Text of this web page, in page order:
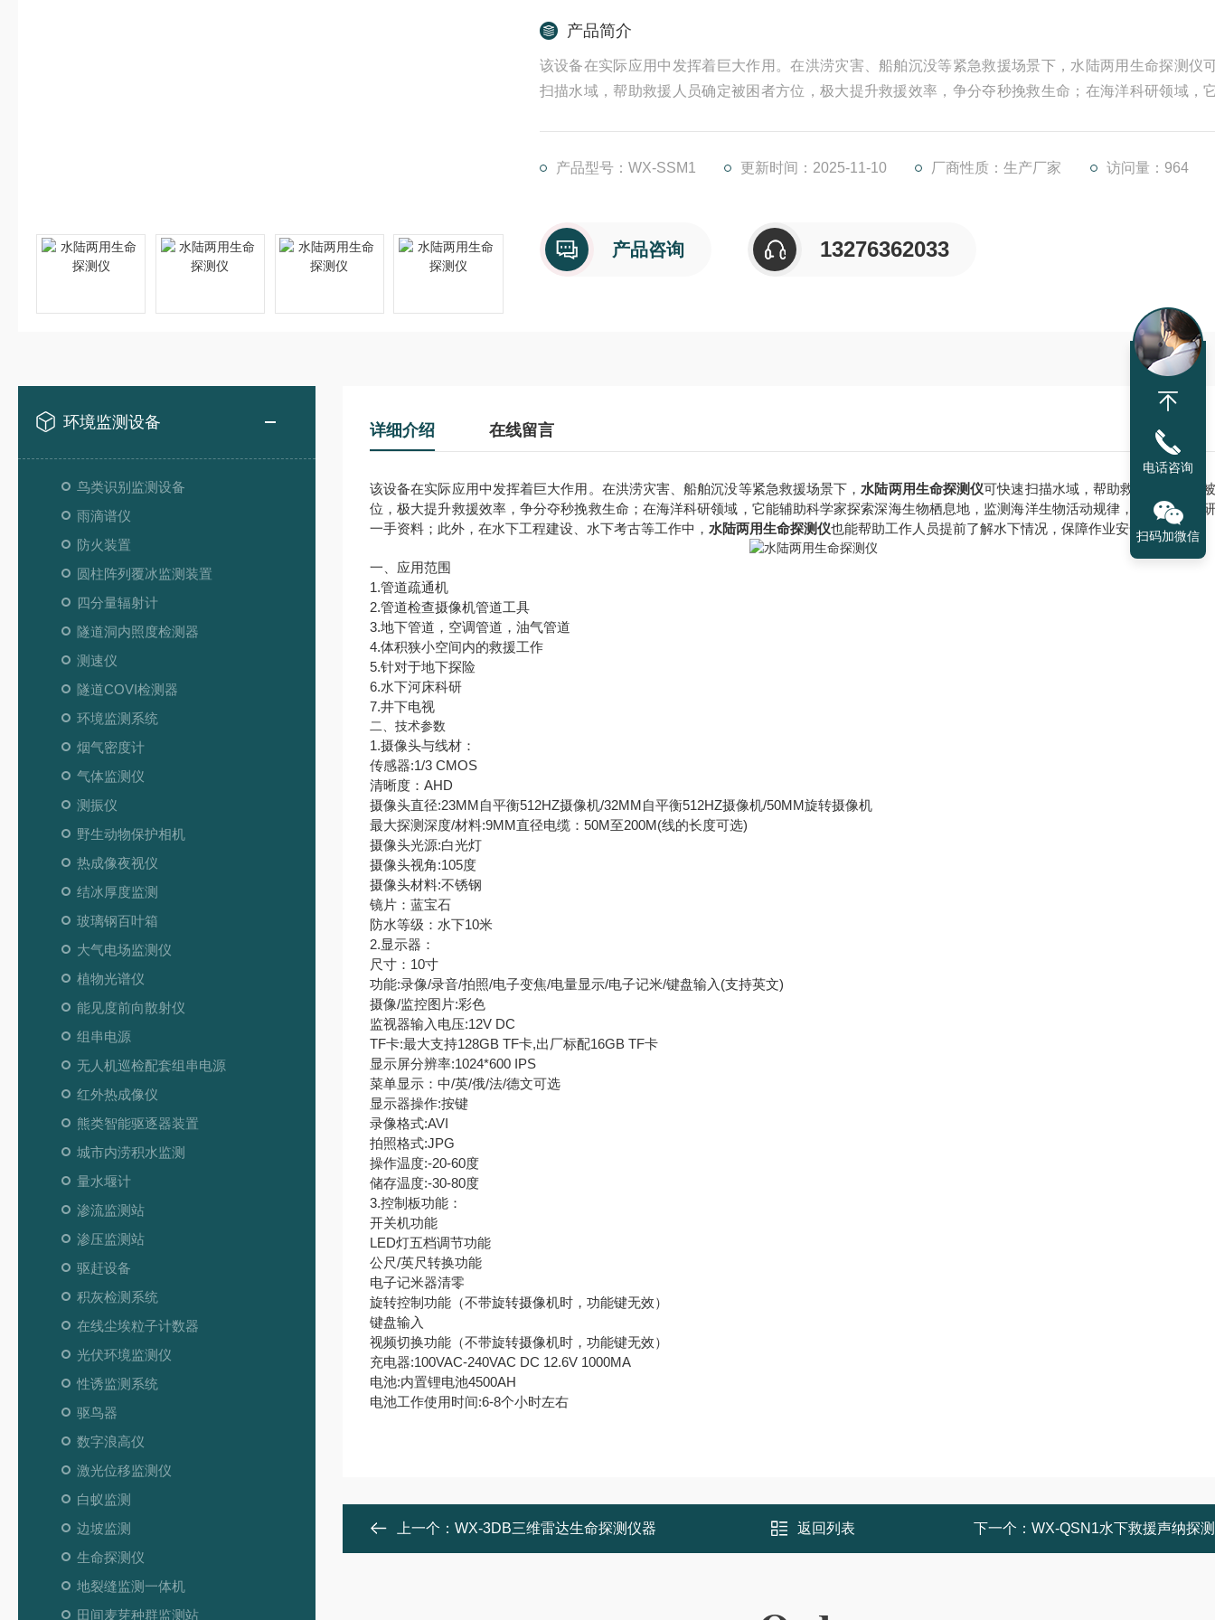
产品简介
该设备在实际应用中发挥着巨大作用。在洪涝灾害、船舶沉没等紧急救援场景下，水陆两用生命探测仪
扫描水域，帮助救援人员确定被困者方位，极大提升救援效率，争分夺秒挽救生命；在海洋科研领域，
产品型号：WX-SSM1
更新时间：2025-11-10 厂商性质：生产厂家 访问量：964
产品咨询 13276362033
环境监测设备
鸟类识别监测设备
雨滴谱仪
防火装置
圆柱阵列覆冰监测装置
四分量辐射计
隧道洞内照度检测器
测速仪
隧道COVI检测器
环境监测系统
烟气密度计
气体监测仪
测振仪
野生动物保护相机
热成像夜视仪
结冰厚度监测
玻璃钢百叶箱
大气电场监测仪
植物光谱仪
能见度前向散射仪
组串电源
无人机巡检配套组串电源
红外热成像仪
熊类智能驱逐器装置
城市内涝积水监测
量水堰计
渗流监测站
渗压监测站
驱赶设备
积灰检测系统
在线尘埃粒子计数器
光伏环境监测仪
性诱监测系统
驱鸟器
数字浪高仪
激光位移监测仪
白蚁监测
边坡监测
生命探测仪
地裂缝监测一体机
田间麦芽种群监测站
详细介绍 在线留言
该设备在实际应用中发挥着巨大作用。在洪涝灾害、船舶沉没等紧急救援场景下， 水陆两用生命探测仪可快速扫描水域，帮助救援人员确定
位，极大提升救援效率，争分夺秒挽救生命；在海洋科研领域，它能辅助科学家探索深海生物栖息地，监测海洋生物活动规律，为海洋生态
一手资料；此外，在水下工程建设、水下考古等工作中， 水陆两用生命探测仪也能帮助工作人员提前了解水下情况，保障作业安全顺利进行。
一、应用范围
1.管道疏通机
2.管道检查摄像机管道工具
3.地下管道，空调管道，油气管道
4.体积狭小空间内的救援工作
5.针对于地下探险
6.水下河床科研
7.井下电视
二、技术参数
1.摄像头与线材：
传感器:1/3 CMOS
清晰度：AHD
摄像头直径:23MM自平衡512HZ摄像机/32MM自平衡512HZ摄像机/50MM旋转摄像机
最大探测深度/材料:9MM直径电缆：50M至200M(线的长度可选)
摄像头光源:白光灯
摄像头视角:105度
摄像头材料:不锈钢
镜片：蓝宝石
防水等级：水下10米
2.显示器：
尺寸：10寸
功能:录像/录音/拍照/电子变焦/电量显示/电子记米/键盘输入(支持英文)
摄像/监控图片:彩色
监视器输入电压:12V DC
TF卡:最大支持128GB TF卡,出厂标配16GB TF卡
显示屏分辨率:1024*600 IPS
菜单显示：中/英/俄/法/德文可选
显示器操作:按键
录像格式:AVI
拍照格式:JPG
操作温度:-20-60度
储存温度:-30-80度
3.控制板功能：
开关机功能
LED灯五档调节功能
公尺/英尺转换功能
电子记米器清零
旋转控制功能（不带旋转摄像机时，功能键无效）
键盘输入
视频切换功能（不带旋转摄像机时，功能键无效）
充电器:100VAC-240VAC DC 12.6V 1000MA
电池:内置锂电池4500AH
电池工作使用时间:6-8个小时左右
上一个： WX-3DB三维雷达生命探测仪器 返回列表 下一个： WX-QSN1水下救援声纳探
电话咨询
扫码加微信